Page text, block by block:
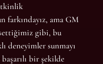
farkındayız, ama GM
gibi, bu
deneyimler sunmayı
bir şekilde